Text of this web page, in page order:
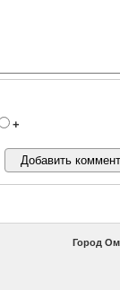
+
Город